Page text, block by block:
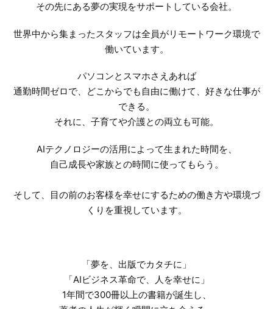
その先にある夢の実現をサポートしている会社。
世界中から集まったスタッフは全員がリモートワーク環境で
働いています。
パソコンとスマホさえあれば
通勤時間ゼロで、どこからでも自由に働けて、好きな仕事が
できる。
それに、子育てや介護との両立も可能。
AIテクノロジーの活用によって生まれた時間を、
自己成長や家族との時間に使ってもらう。
そして、目の前のお客様を幸せにするための働き方や環境づ
くりを重視しています。
「夢を、出版でカタチに」
「AIビジネス革命で、人を幸せに」
1年間で300冊以上の書籍が誕生し、